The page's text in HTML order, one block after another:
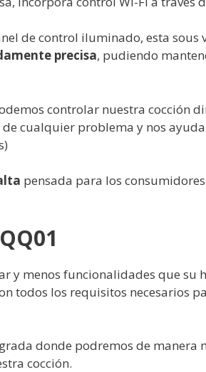
de control iluminado, esta
precisa, pudiendo
controlar nuestra cocción
cualquier problema y nos
pensada para los
y menos funcionalidades que su
todos los requisitos necesarios
donde podremos de manera
cocción.